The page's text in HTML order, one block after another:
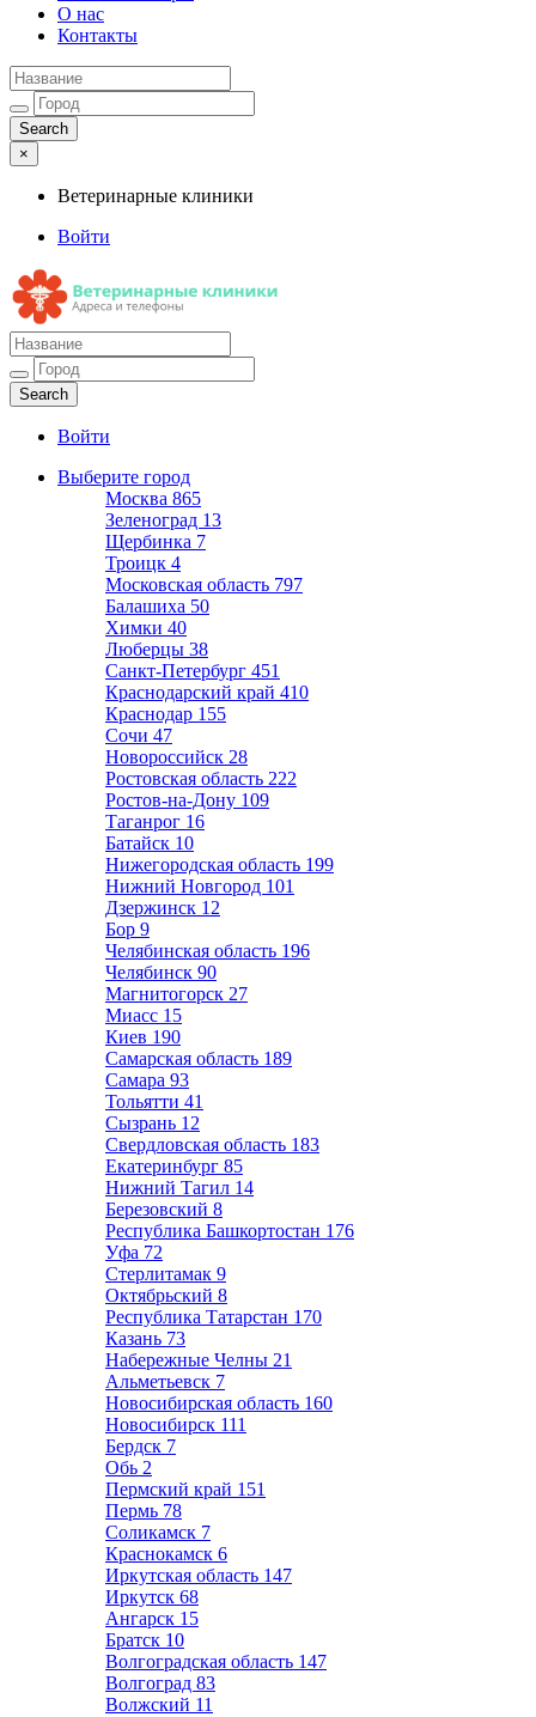
О нас
Контакты
×
Ветеринарные клиники
Войти
Ветеринарные клиники
Адреса и телефоны
Войти
Выберите город
Москва 865
Зеленоград 13
Щербинка 7
Троицк 4
Московская область 797
Балашиха 50
Химки 40
Люберцы 38
Санкт-Петербург 451
Краснодарский край 410
Краснодар 155
Сочи 47
Новороссийск 28
Ростовская область 222
Ростов-на-Дону 109
Таганрог 16
Батайск 10
Нижегородская область 199
Нижний Новгород 101
Дзержинск 12
Бор 9
Челябинская область 196
Челябинск 90
Магнитогорск 27
Миасс 15
Киев 190
Самарская область 189
Самара 93
Тольятти 41
Сызрань 12
Свердловская область 183
Екатеринбург 85
Нижний Тагил 14
Березовский 8
Республика Башкортостан 176
Уфа 72
Стерлитамак 9
Октябрьский 8
Республика Татарстан 170
Казань 73
Набережные Челны 21
Альметьевск 7
Новосибирская область 160
Новосибирск 111
Бердск 7
Обь 2
Пермский край 151
Пермь 78
Соликамск 7
Краснокамск 6
Иркутская область 147
Иркутск 68
Ангарск 15
Братск 10
Волгоградская область 147
Волгоград 83
Волжский 11